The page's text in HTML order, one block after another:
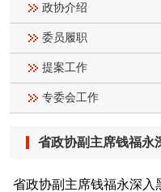
政协介绍
委员履职
提案工作
专委会工作
省政协副主席钱福永深入